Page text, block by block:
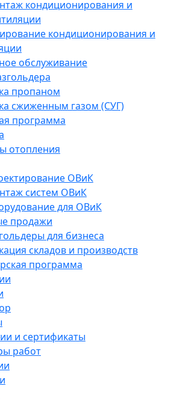
кондиционирования и
кондиционирования и
обслуживание
пропаном
сжиженным газом (СУГ)
программа
отопления
ОВиК
систем ОВиК
для ОВиК
продажи
для бизнеса
складов и производств
программа
и сертификаты
работ